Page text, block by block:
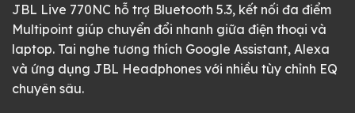
JBL Live 770NC hỗ trợ Bluetooth 5.3, kết nối đa điểm
Multipoint giúp chuyển đổi nhanh giữa điện thoại và
laptop. Tai nghe tương thích Google Assistant, Alexa
và ứng dụng JBL Headphones với nhiều tùy chỉnh EQ
chuyên sâu.